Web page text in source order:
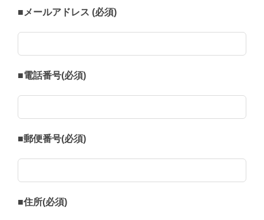
■メールアドレス (必須)
■電話番号(必須)
■郵便番号(必須)
■住所(必須)